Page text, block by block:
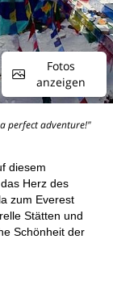
Fotos
anzeigen
perfect adventure!"
diesem
Herz des
zum Everest
Stätten und
Schönheit der